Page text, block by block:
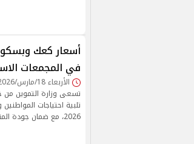
أسعار كعك
في المجمعات
الأربعاء 18/مارس/2026 - 11:30 ص
تسعى وزارة التموين من
تلبية احتياجات
2026، مع ضمان جودة المنتجات وتنوعها لتلائم مختلف الأذواق.